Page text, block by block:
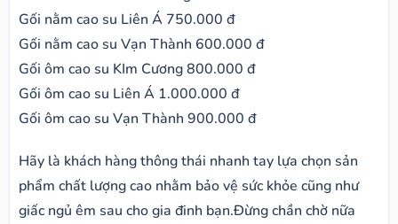
Gối nằm cao su Liên Á 750.000 đ
Gối nằm cao su Vạn Thành 600.000 đ
Gối ôm cao su KIm Cương 800.000 đ
Gối ôm cao su Liên Á 1.000.000 đ
Gối ôm cao su Vạn Thành 900.000 đ
Hãy là khách hàng thông thái nhanh tay lựa chọn sản
phẩm chất lượng cao nhằm bảo vệ sức khỏe cũng như
giấc ngủ êm sau cho gia đinh bạn.Đừng chần chờ nữa